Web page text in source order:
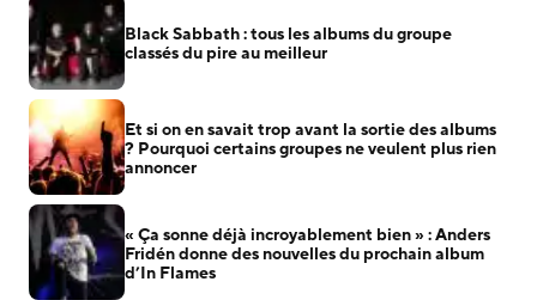
Black Sabbath : tous les albums du groupe
classés du pire au meilleur
Et si on en savait trop avant la sortie des albums
? Pourquoi certains groupes ne veulent plus rien
annoncer
« Ça sonne déjà incroyablement bien » : Anders
Fridén donne des nouvelles du prochain album
d’In Flames